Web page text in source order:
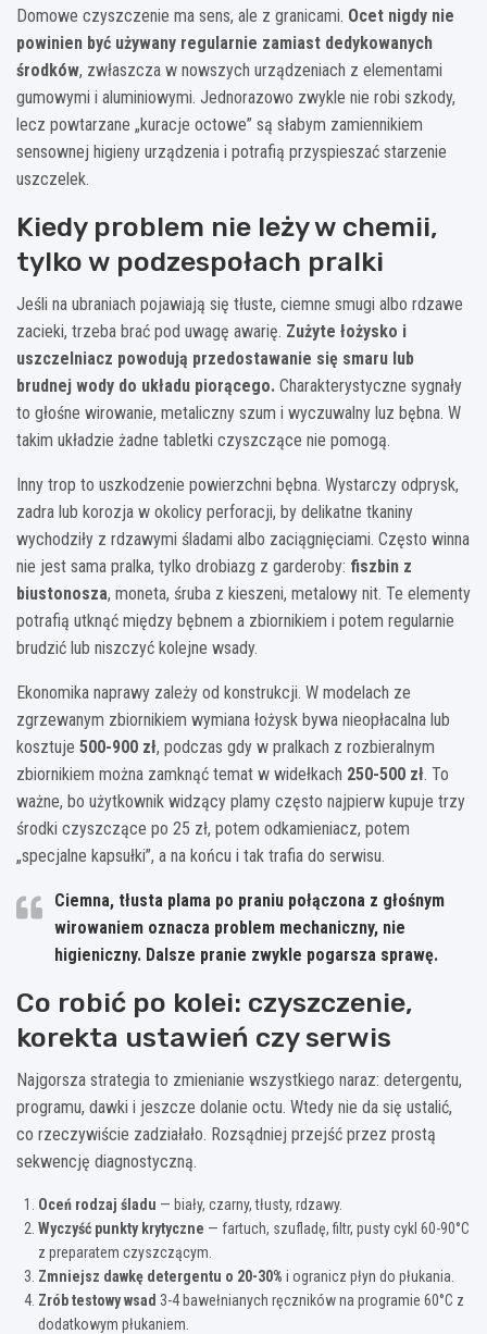
Domowe czyszczenie ma sens, ale z granicami. Ocet nigdy nie
powinien być używany regularnie zamiast dedykowanych
środków, zwłaszcza w nowszych urządzeniach z elementami
gumowymi i aluminiowymi. Jednorazowo zwykle nie robi szkody,
lecz powtarzane „kuracje octowe” są słabym zamiennikiem
sensownej higieny urządzenia i potrafią przyspieszać starzenie
uszczelek.
Kiedy problem nie leży w chemii,
tylko w podzespołach pralki
Jeśli na ubraniach pojawiają się tłuste, ciemne smugi albo rdzawe
zacieki, trzeba brać pod uwagę awarię. Zużyte łożysko i
uszczelniacz powodują przedostawanie się smaru lub
brudnej wody do układu piorącego. Charakterystyczne sygnały
to głośne wirowanie, metaliczny szum i wyczuwalny luz bębna. W
takim układzie żadne tabletki czyszczące nie pomogą.
Inny trop to uszkodzenie powierzchni bębna. Wystarczy odprysk,
zadra lub korozja w okolicy perforacji, by delikatne tkaniny
wychodziły z rdzawymi śladami albo zaciągnięciami. Często winna
nie jest sama pralka, tylko drobiazg z garderoby: fiszbin z
biustonosza, moneta, śruba z kieszeni, metalowy nit. Te elementy
potrafią utknąć między bębnem a zbiornikiem i potem regularnie
brudzić lub niszczyć kolejne wsady.
Ekonomika naprawy zależy od konstrukcji. W modelach ze
zgrzewanym zbiornikiem wymiana łożysk bywa nieopłacalna lub
kosztuje 500-900 zł, podczas gdy w pralkach z rozbieralnym
zbiornikiem można zamknąć temat w widełkach 250-500 zł. To
ważne, bo użytkownik widzący plamy często najpierw kupuje trzy
środki czyszczące po 25 zł, potem odkamieniacz, potem
„specjalne kapsułki”, a na końcu i tak trafia do serwisu.
Ciemna, tłusta plama po praniu połączona z głośnym
wirowaniem oznacza problem mechaniczny, nie
higieniczny. Dalsze pranie zwykle pogarsza sprawę.
Co robić po kolei: czyszczenie,
korekta ustawień czy serwis
Najgorsza strategia to zmienianie wszystkiego naraz: detergentu,
programu, dawki i jeszcze dolanie octu. Wtedy nie da się ustalić,
co rzeczywiście zadziałało. Rozsądniej przejść przez prostą
sekwencję diagnostyczną.
Oceń rodzaj śladu — biały, czarny, tłusty, rdzawy.
Wyczyść punkty krytyczne — fartuch, szufladę, filtr, pusty cykl 60-90°C
z preparatem czyszczącym.
Zmniejsz dawkę detergentu o 20-30% i ogranicz płyn do płukania.
Zrób testowy wsad 3-4 bawełnianych ręczników na programie 60°C z
dodatkowym płukaniem.